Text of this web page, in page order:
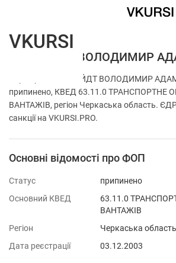
ФОП ГАЙДТ ВОЛОДИМИР
Перевірка ФОП ГАЙДТ ВОЛОДИМИР
припинено, КВЕД 63.11.0 ТРАНСПОРТНЕ
ВАНТАЖІВ, регіон Черкаська область.
санкції на VKURSI.PRO.
Основні відомості про ФОП
Статус
припинено
Основний КВЕД
63.11.0
ВАНТАЖІВ
Регіон
Черкаська область
Дата реєстрації
03.12.2003
VKURSI